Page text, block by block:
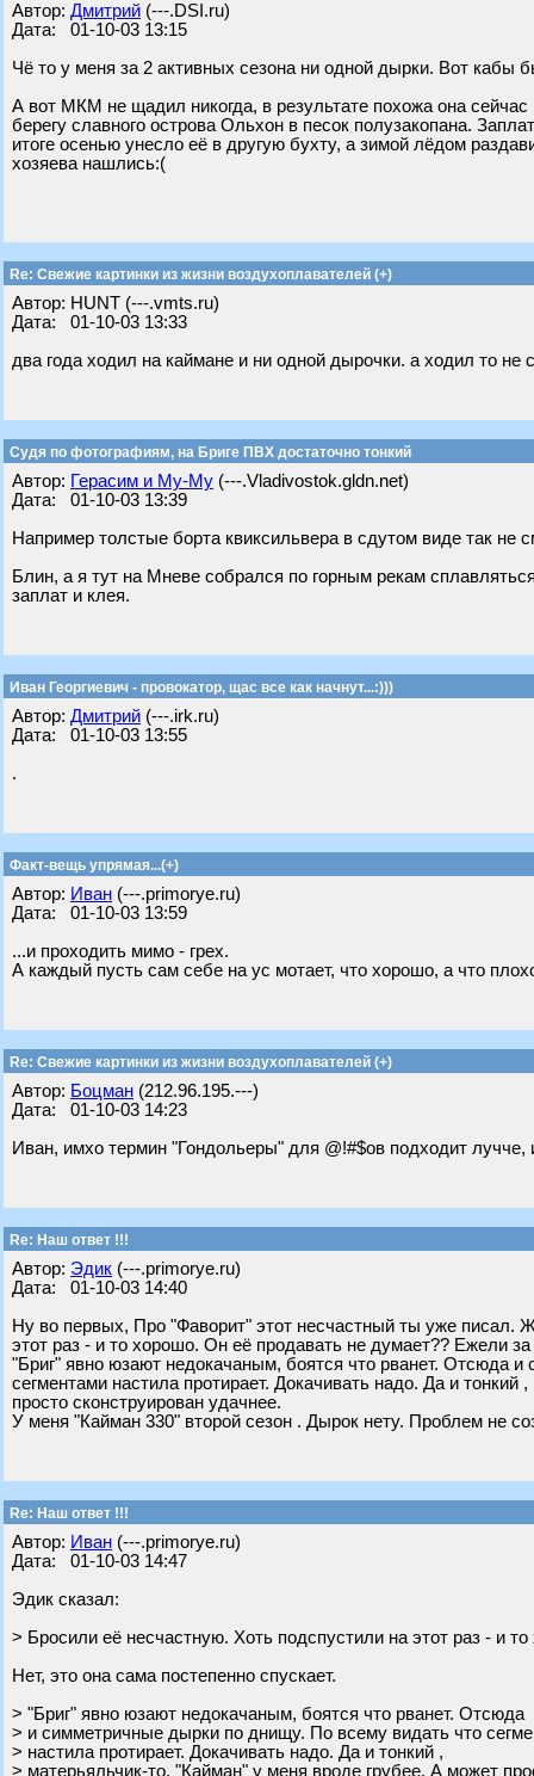
Автор: Дмитрий (---.DSI.ru)
Дата: 01-10-03 13:15
Чё то у меня за 2 активных сезона ни одной дырки. Вот кабы
А вот МКМ не щадил никогда, в результате похожа она
берегу славного острова Ольхон в песок полузакопана.
итоге осенью унесло её в другую бухту, а зимой лёдом
хозяева нашлись:(
Re: Свежие картинки из жизни воздухоплавателей (+)
Автор: HUNT (---.vmts.ru)
Дата: 01-10-03 13:33
два года ходил на каймане и ни одной дырочки. а ходил то не
Судя по фотографиям, на Бриге ПВХ достаточно тонкий
Автор: Герасим и Му-Му (---.Vladivostok.gldn.net)
Дата: 01-10-03 13:39
Например толстые борта квиксильвера в сдутом виде так не
Блин, а я тут на Мневе собрался по горным рекам
заплат и клея.
Иван Георгиевич - провокатор, щас все как начнут...:)))
Автор: Дмитрий (---.irk.ru)
Дата: 01-10-03 13:55
.
Факт-вещь упрямая...(+)
Автор: Иван (---.primorye.ru)
Дата: 01-10-03 13:59
...и проходить мимо - грех.
А каждый пусть сам себе на ус мотает, что хорошо, а что
Re: Свежие картинки из жизни воздухоплавателей (+)
Автор: Боцман (212.96.195.---)
Дата: 01-10-03 14:23
Иван, имхо термин "Гондольеры" для @!#$ов подходит лучче,
Re: Наш ответ !!!
Автор: Эдик (---.primorye.ru)
Дата: 01-10-03 14:40
Ну во первых, Про "Фаворит" этот несчастный ты уже писал.
этот раз - и то хорошо. Он её продавать не думает?? Ежели за
"Бриг" явно юзают недокачаным, боятся что рванет. Отсюда
сегментами настила протирает. Докачивать надо. Да и
просто сконструирован удачнее.
У меня "Кайман 330" второй сезон . Дырок нету. Проблем не
Re: Наш ответ !!!
Автор: Иван (---.primorye.ru)
Дата: 01-10-03 14:47
Эдик сказал:
> Бросили её несчастную. Хоть подспустили на этот раз - и
Нет, это она сама постепенно спускает.
> "Бриг" явно юзают недокачаным, боятся что рванет. Отсюда
> и симметричные дырки по днищу. По всему видать что
> настила протирает. Докачивать надо. Да и тонкий ,
> матерьяльчик-то. "Кайман" у меня вроде грубее. А может